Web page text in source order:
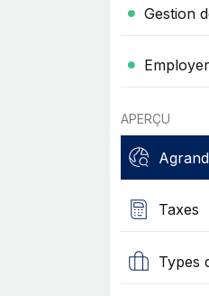
Gestion
APERÇU
Taxes
Types